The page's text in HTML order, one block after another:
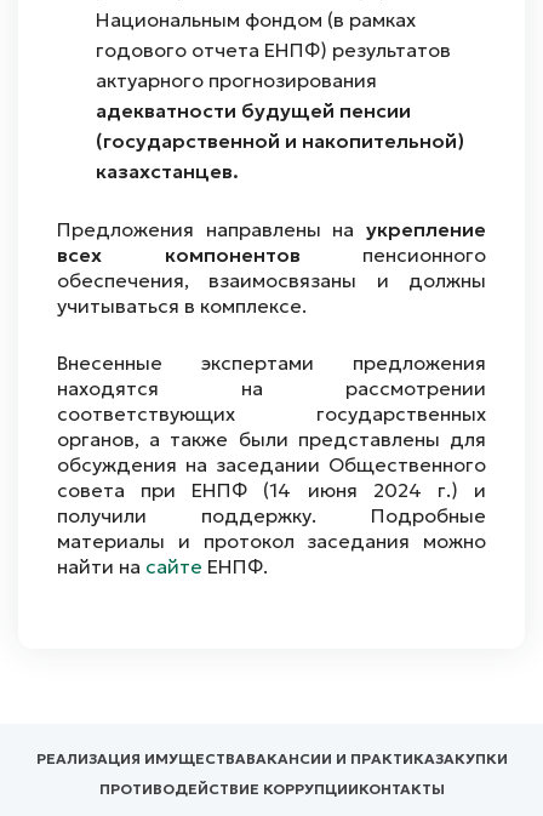
Национальным фондом (в рамках
годового отчета ЕНПФ) результатов
актуарного прогнозирования
адекватности будущей пенсии
(государственной и накопительной)
казахстанцев.
Предложения направлены на укрепление
всех компонентов пенсионного
обеспечения, взаимосвязаны и должны
учитываться в комплексе.
Внесенные экспертами предложения
находятся на рассмотрении
соответствующих государственных
органов, а также были представлены для
обсуждения на заседании Общественного
совета при ЕНПФ (14 июня 2024 г.) и
получили поддержку. Подробные
материалы и протокол заседания можно
найти на сайте ЕНПФ.
РЕАЛИЗАЦИЯ ИМУЩЕСТВАВАКАНСИИ И ПРАКТИКАЗАКУПКИ
ПРОТИВОДЕЙСТВИЕ КОРРУПЦИИКОНТАКТЫ